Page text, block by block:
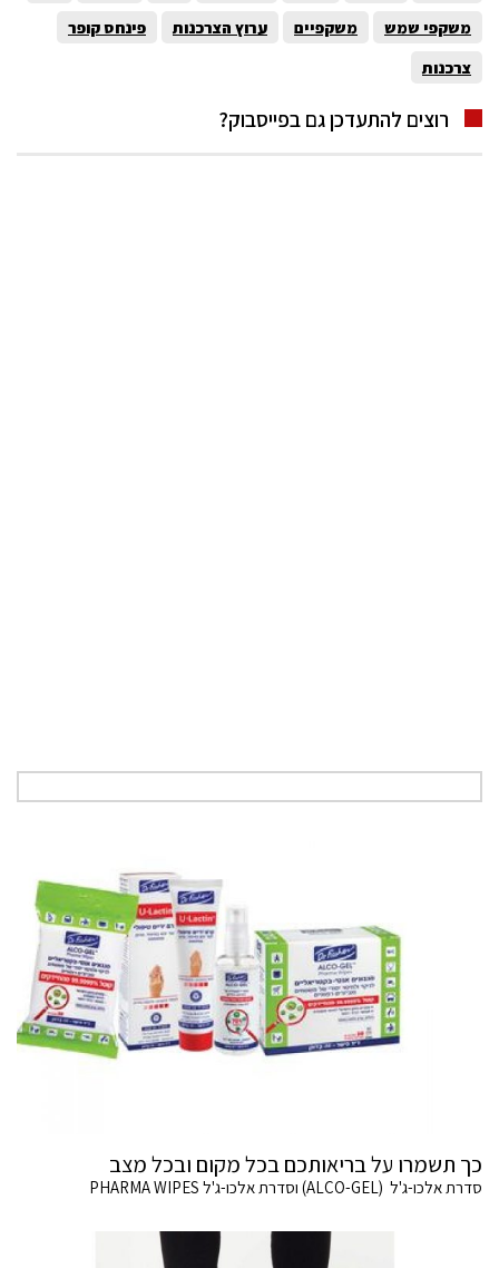
משקפי שמש
משקפיים ערוץ הצרכנות
פינחס קופר
צרכנות
רוצים להתעדכן גם בפייסבוק?
כך תשמרו על בריאותכם בכל מקום ובכל מצב
סדרת אלכו-ג'ל (ALCO-GEL) וסדרת אלכו-ג'ל PHARMA WIPES